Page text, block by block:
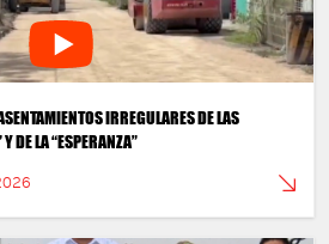
IRREGULARES DE LAS
DE LA “ESPERANZA”